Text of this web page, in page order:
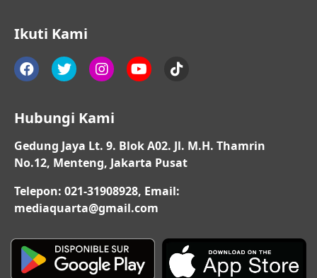
Ikuti Kami
Hubungi Kami
Gedung Jaya Lt. 9. Blok A02. Jl. M.H. Thamrin
No.12, Menteng, Jakarta Pusat
Telepon: 021-31908928, Email:
mediaquarta@gmail.com